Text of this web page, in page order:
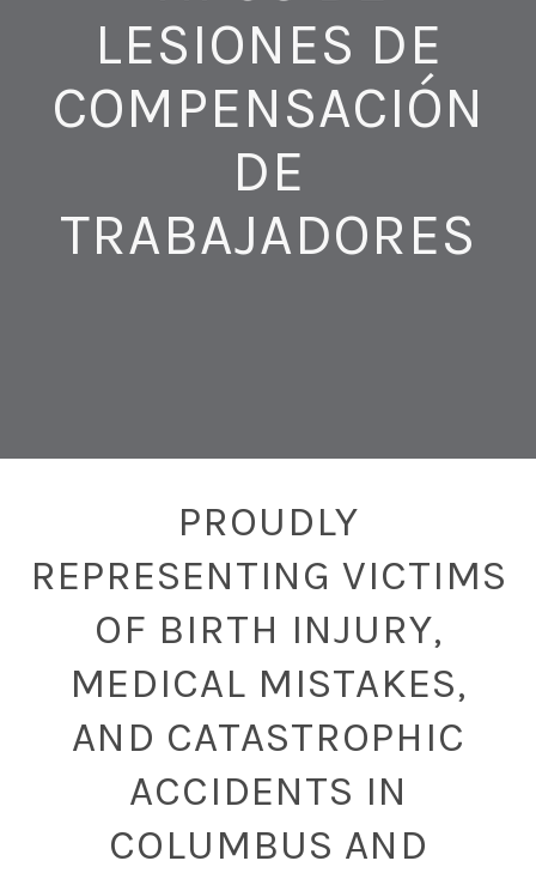
LESIONES DE
COMPENSACIÓN
DE
TRABAJADORES
PROUDLY
REPRESENTING VICTIMS
OF BIRTH INJURY,
MEDICAL MISTAKES,
AND CATASTROPHIC
ACCIDENTS IN
COLUMBUS AND